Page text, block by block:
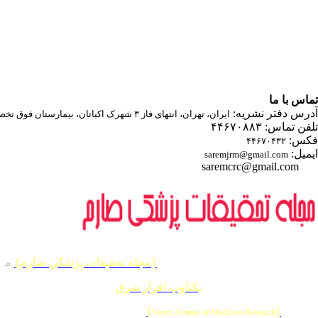
تماس با ما
آدرس دفتر نشریه: ایران، تهران، انتهای فاز ۳ شهرک اکباتان، بیمارستان فوق تخصصی صارم
تلفن تماس: ۴۴۶۷۰۸۸۳
فکس: ۴۴۶۷۰۴۳۲
ایمیل: saremjrm@gmail.com
saremcrc@gmail.com
{مجله تحقيقات پزشكي صارم} م
یکتاوب افزار شرق
{Sarem Journal of Medicine Research}